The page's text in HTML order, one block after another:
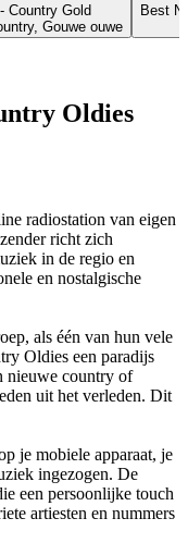
Country Gold
Gouwe ouwe
Best
Oldies
radiostation van eigen
richt zich
in de regio en
en nostalgische
als één van hun vele
Oldies een paradijs
nieuwe country of
uit het verleden. Dit
je mobiele apparaat, je
ingezogen. De
een persoonlijke touch
artiesten en nummers